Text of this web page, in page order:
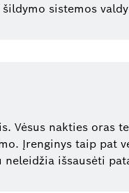
sistemos
Vėsus nakties oras
Įrenginys taip pat
išsausėti